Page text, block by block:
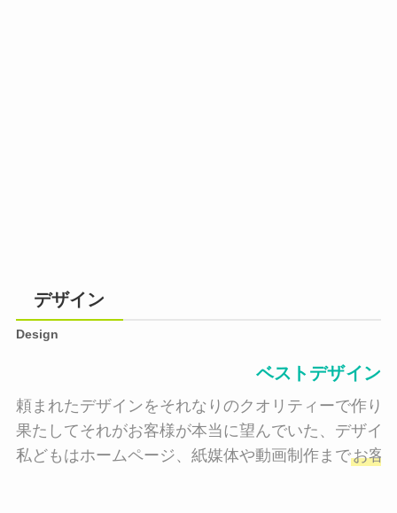
デザイン
Design
ベストデザイン
頼まれたデザインをそれなりのクオリティーで作り
果たしてそれがお客様が本当に望んでいた、デザイ
私どもはホームページ、紙媒体や動画制作までお客